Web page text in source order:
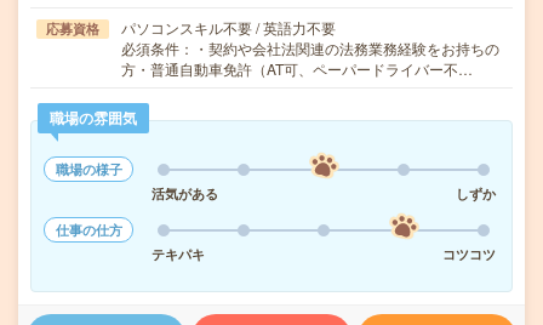
応募資格
パソコンスキル不要 / 英語力不要
必須条件：・契約や会社法関連の法務業務経験をお持ちの
方・普通自動車免許（AT可、ペーパードライバー不…
職場の雰囲気
職場の様子
活気がある
しずか
仕事の仕方
テキパキ
コツコツ